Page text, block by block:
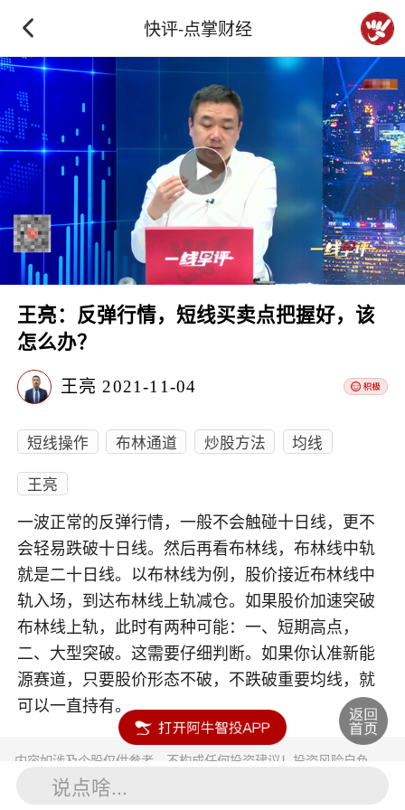
快评-点掌财经
王亮：反弹行情，短线买卖点把握好，该
怎么办？
王亮 2021-11-04
短线操作 布林通道 炒股方法
均线
王亮
一波正常的反弹行情，一般不会触碰十日线，更不
会轻易跌破十日线。然后再看布林线，布林线中轨
就是二十日线。以布林线为例，股价接近布林线中
轨入场，到达布林线上轨减仓。如果股价加速突破
布林线上轨，此时有两种可能：一、短期高点，
二、大型突破。这需要仔细判断。如果你认准新能
源赛道，只要股价形态不破，不跌破重要均线，就
可以一直持有。
内容如涉及个股仅供参考，不构成任何投资建议！投资风险自负。
投资有风险，入市须谨慎。
说点啥...